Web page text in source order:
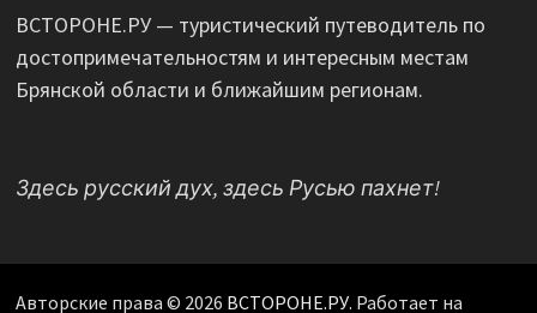
ВСТОРОНЕ.РУ — туристический путеводитель по
достопримечательностям и интересным местам
Брянской области и ближайшим регионам.
Здесь русский дух, здесь Русью пахнет!
Авторские права © 2026 ВСТОРОНЕ.РУ. Работает на